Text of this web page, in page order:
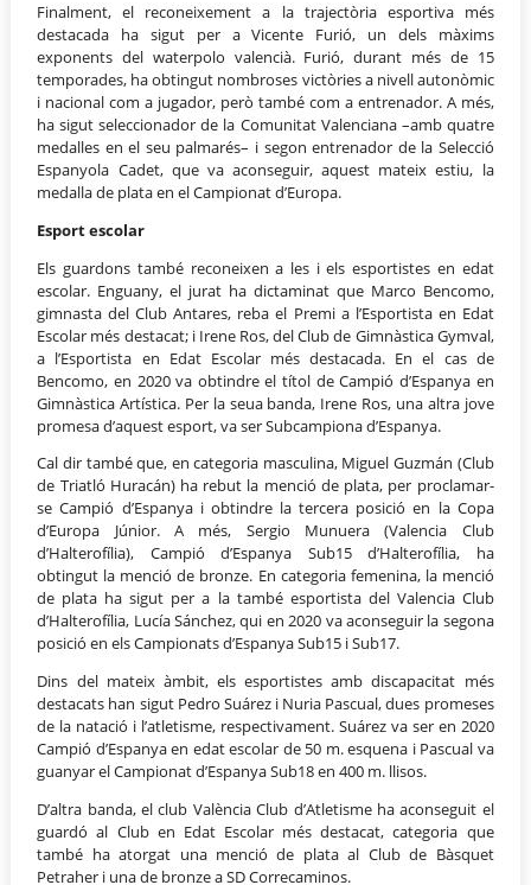
Finalment, el reconeixement a la trajectòria esportiva més
destacada ha sigut per a Vicente Furió, un dels màxims
exponents del waterpolo valencià. Furió, durant més de 15
temporades, ha obtingut nombroses victòries a nivell autonòmic
i nacional com a jugador, però també com a entrenador. A més,
ha sigut seleccionador de la Comunitat Valenciana –amb quatre
medalles en el seu palmarés– i segon entrenador de la Selecció
Espanyola Cadet, que va aconseguir, aquest mateix estiu, la
medalla de plata en el Campionat d’Europa.
Esport escolar
Els guardons també reconeixen a les i els esportistes en edat
escolar. Enguany, el jurat ha dictaminat que Marco Bencomo,
gimnasta del Club Antares, reba el Premi a l’Esportista en Edat
Escolar més destacat; i Irene Ros, del Club de Gimnàstica Gymval,
a l’Esportista en Edat Escolar més destacada. En el cas de
Bencomo, en 2020 va obtindre el títol de Campió d’Espanya en
Gimnàstica Artística. Per la seua banda, Irene Ros, una altra jove
promesa d’aquest esport, va ser Subcampiona d’Espanya.
Cal dir també que, en categoria masculina, Miguel Guzmán (Club
de Triatló Huracán) ha rebut la menció de plata, per proclamar-
se Campió d’Espanya i obtindre la tercera posició en la Copa
d’Europa Júnior. A més, Sergio Munuera (Valencia Club
d’Halterofília), Campió d’Espanya Sub15 d’Halterofília, ha
obtingut la menció de bronze. En categoria femenina, la menció
de plata ha sigut per a la també esportista del Valencia Club
d’Halterofília, Lucía Sánchez, qui en 2020 va aconseguir la segona
posició en els Campionats d’Espanya Sub15 i Sub17.
Dins del mateix àmbit, els esportistes amb discapacitat més
destacats han sigut Pedro Suárez i Nuria Pascual, dues promeses
de la natació i l’atletisme, respectivament. Suárez va ser en 2020
Campió d’Espanya en edat escolar de 50 m. esquena i Pascual va
guanyar el Campionat d’Espanya Sub18 en 400 m. llisos.
D’altra banda, el club València Club d’Atletisme ha aconseguit el
guardó al Club en Edat Escolar més destacat, categoria que
també ha atorgat una menció de plata al Club de Bàsquet
Petraher i una de bronze a SD Correcaminos.